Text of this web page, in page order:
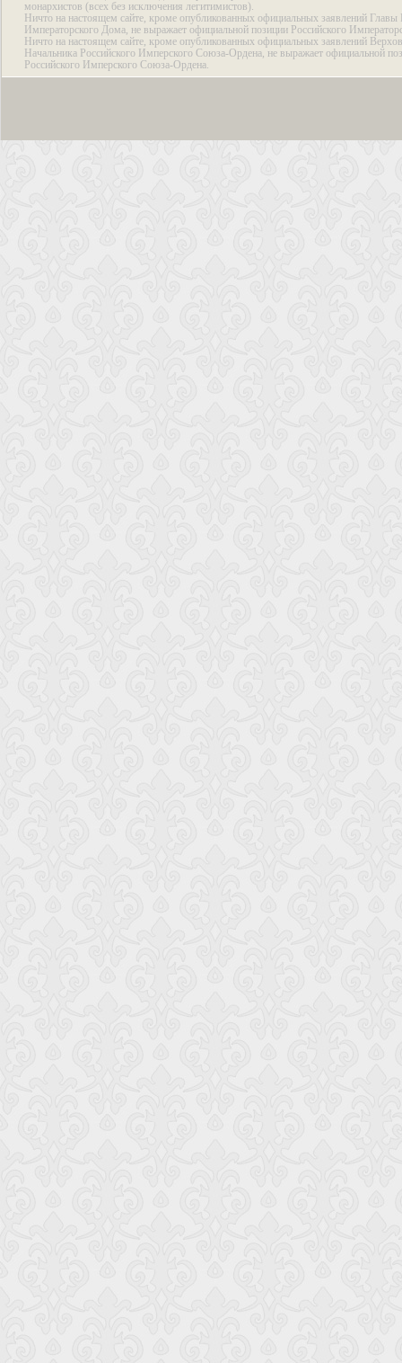
монархистов (всех без исключения легитимистов).
Ничто на настоящем сайте, кроме опубликованных официальных заявлений Главы
Императорского Дома, не выражает официальной позиции Российского
Ничто на настоящем сайте, кроме опубликованных официальных заявлений
Начальника Российского Имперского Союза-Ордена, не выражает официальной
Российского Имперского Союза-Ордена.